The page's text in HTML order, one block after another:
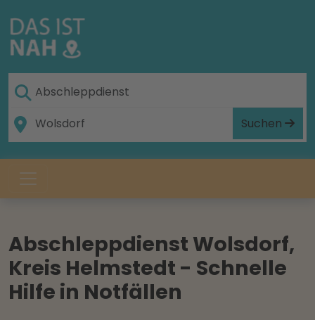
Suchen
Abschleppdienst Wolsdorf,
Kreis Helmstedt - Schnelle
Hilfe in Notfällen